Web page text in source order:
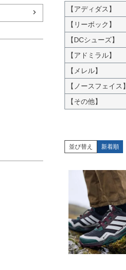
【アディダス】
【リーボック】
【DCシューズ】
【アドミラル】
【メレル】
【ノースフェイス】
【その他】
並び替え 新着順